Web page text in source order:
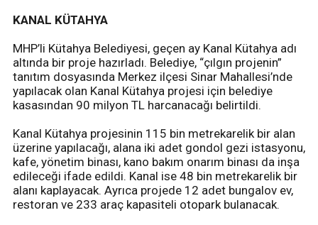
KANAL KÜTAHYA
MHP’li Kütahya Belediyesi, geçen ay Kanal Kütahya adı
altında bir proje hazırladı. Belediye, “çılgın projenin”
tanıtım dosyasında Merkez ilçesi Sinar Mahallesi’nde
yapılacak olan Kanal Kütahya projesi için belediye
kasasından 90 milyon TL harcanacağı belirtildi.
Kanal Kütahya projesinin 115 bin metrekarelik bir alan
üzerine yapılacağı, alana iki adet gondol gezi istasyonu,
kafe, yönetim binası, kano bakım onarım binası da inşa
edileceği ifade edildi. Kanal ise 48 bin metrekarelik bir
alanı kaplayacak. Ayrıca projede 12 adet bungalov ev,
restoran ve 233 araç kapasiteli otopark bulanacak.